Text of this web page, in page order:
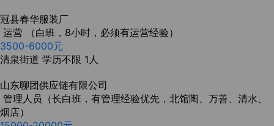
冠县春华服装厂
运营 （白班，8小时，必须有运营经验）
3500-6000元
清泉街道 学历不限 1人
山东聊团供应链有限公司
管理人员（长白班，有管理经验优先，北馆陶、万善、清水、
烟店）